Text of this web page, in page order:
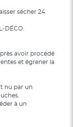
sécher 24
DÉCO.
avoir procédé
et égrener la
nu par un
à un